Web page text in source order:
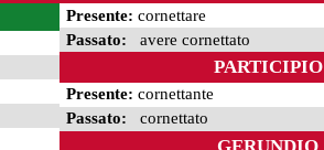
Presente: cornettare
Passato: avere cornettato
PARTICIPIO
Presente: cornettante
Passato: cornettato
GERUNDIO